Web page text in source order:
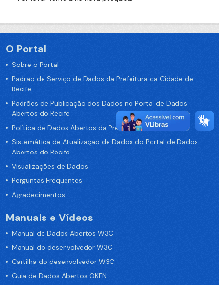
O Portal
Sobre o Portal
Padrão de Serviço de Dados da Prefeitura da Cidade de
Recife
Padrões de Publicação dos Dados no Portal de Dados
Abertos do Recife
Política de Dados Abertos da Prefeitura do Recife
Sistemática de Atualização de Dados do Portal de Dados
Abertos do Recife
Visualizações de Dados
Perguntas Frequentes
Agradecimentos
Manuais e Vídeos
Manual de Dados Abertos W3C
Manual do desenvolvedor W3C
Cartilha do desenvolvedor W3C
Guia de Dados Abertos OKFN